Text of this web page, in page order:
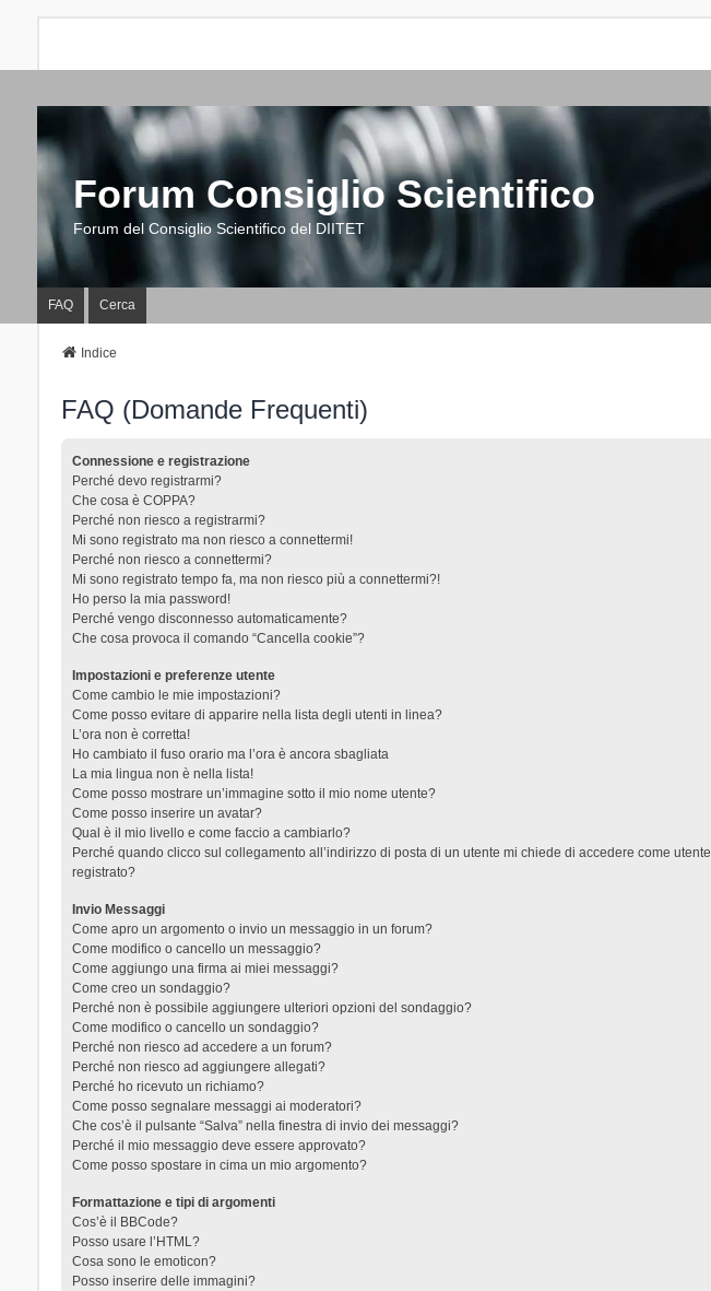
Forum Consiglio Scientifico
Forum del Consiglio Scientifico del DIITET
FAQ Cerca
Indice
FAQ (Domande Frequenti)
Connessione e registrazione
Perché devo registrarmi?
Che cosa è COPPA?
Perché non riesco a registrarmi?
Mi sono registrato ma non riesco a connettermi!
Perché non riesco a connettermi?
Mi sono registrato tempo fa, ma non riesco più a connettermi?!
Ho perso la mia password!
Perché vengo disconnesso automaticamente?
Che cosa provoca il comando “Cancella cookie”?
Impostazioni e preferenze utente
Come cambio le mie impostazioni?
Come posso evitare di apparire nella lista degli utenti in linea?
L’ora non è corretta!
Ho cambiato il fuso orario ma l’ora è ancora sbagliata
La mia lingua non è nella lista!
Come posso mostrare un’immagine sotto il mio nome utente?
Come posso inserire un avatar?
Qual è il mio livello e come faccio a cambiarlo?
Perché quando clicco sul collegamento all’indirizzo di posta di un utente mi chiede di accedere come utente
registrato?
Invio Messaggi
Come apro un argomento o invio un messaggio in un forum?
Come modifico o cancello un messaggio?
Come aggiungo una firma ai miei messaggi?
Come creo un sondaggio?
Perché non è possibile aggiungere ulteriori opzioni del sondaggio?
Come modifico o cancello un sondaggio?
Perché non riesco ad accedere a un forum?
Perché non riesco ad aggiungere allegati?
Perché ho ricevuto un richiamo?
Come posso segnalare messaggi ai moderatori?
Che cos’è il pulsante “Salva” nella finestra di invio dei messaggi?
Perché il mio messaggio deve essere approvato?
Come posso spostare in cima un mio argomento?
Formattazione e tipi di argomenti
Cos’è il BBCode?
Posso usare l’HTML?
Cosa sono le emoticon?
Posso inserire delle immagini?